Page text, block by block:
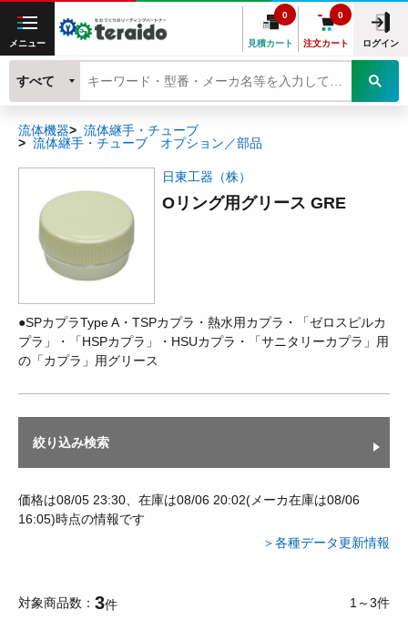
メニュー 見積カート
0
注文カート
0
ログイン
すべて
流体機器
流体継手・チューブ
流体継手・チューブ オプション／部品
日東工器（株）
Oリング用グリース GRE
●SPカプラType A・TSPカプラ・熱水用カプラ・「ゼロスピルカ
プラ」・「HSPカプラ」・HSUカプラ・「サニタリーカプラ」用
の「カプラ」用グリース
絞り込み検索
価格は08/05 23:30、在庫は08/06 20:02(メーカ在庫は08/06
16:05)時点の情報です
＞各種データ更新情報
対象商品数 3件 1～3件